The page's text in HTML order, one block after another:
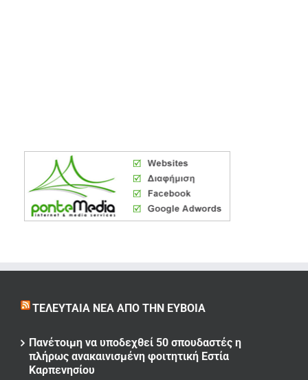
ΤΕΛΕΥΤΑΊΑ ΝΈΑ ΑΠΌ ΤΗΝ ΕΎΒΟΙΑ
Πανέτοιμη να υποδεχθεί 50 σπουδαστές η
πλήρως ανακαινισμένη φοιτητική Εστία
Καρπενησίου